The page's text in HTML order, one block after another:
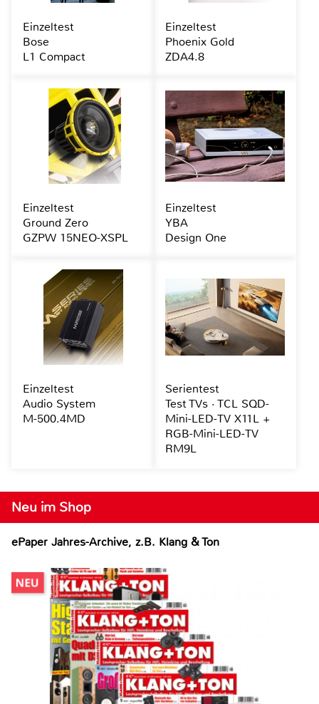
Neu im Shop
ePaper Jahres-Archive, z.B. Klang & Ton
Einzeltest
Bose
L1 Compact
Einzeltest
Phoenix Gold
ZDA4.8
Einzeltest
Ground Zero
GZPW 15NEO-XSPL
Einzeltest
YBA
Design One
Einzeltest
Audio System
M-500.4MD
Serientest
Test TVs · TCL SQD-
Mini-LED-TV X11L +
RGB-Mini-LED-TV
RM9L